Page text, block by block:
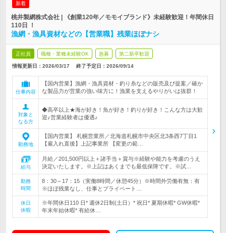
新着
桃井製網株式会社 | 《創業120年／モモイブランド》未経験歓迎！年間休日
110日 ！
漁網・漁具資材などの【営業職】残業ほぼナシ
正社員 職種・業種未経験OK 急募 第二新卒歓迎
情報更新日：2026/03/17 終了予定日： 2026/09/14
仕事内容
【国内営業】漁網・漁具資材・釣り糸などの販売及び提案／確か
な製品力が営業の強い味方に！漁業を支えるやりがいは抜群！
対象と
なる方
◆高卒以上★海が好き！魚が好き！釣りが好き！こんな方は大歓
迎♪営業経験者は優遇♪
勤務地
【国内営業】 札幌営業所／北海道札幌市中央区北3条西7丁目1
【雇入れ直後】上記事業所 【変更の範…
給与
月給／201,500円以上＋諸手当＋賞与※経験や能力を考慮のうえ
決定いたします。※上記はあくまでも最低保障です。※試…
勤務
時間
8：30～17：15（実働8時間／休憩45分）※時間外労働有無：有
※ほぼ残業なし、仕事とプライベート…
休日
休暇
※年間休日110 日* 週休2日制(土日）* 祝日* 夏期休暇* GW休暇*
年末年始休暇* 有給休…